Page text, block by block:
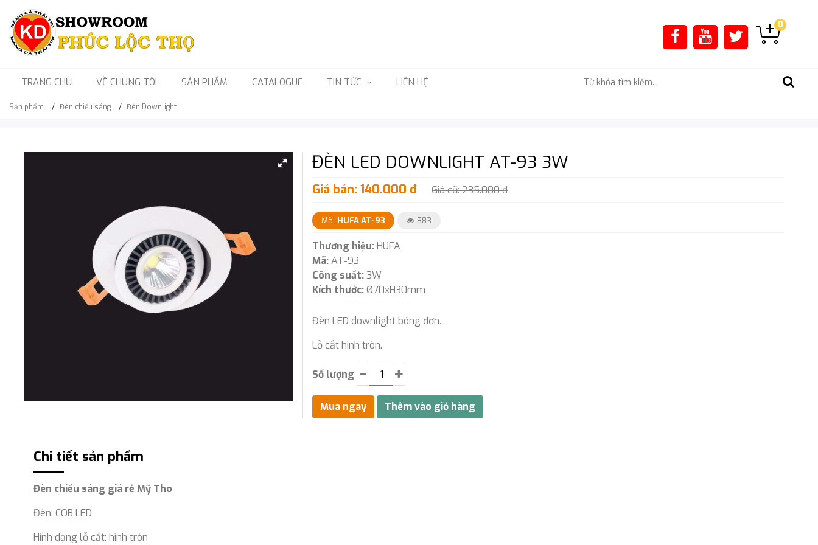
0
TRANG CHỦ VỀ CHÚNG TÔI SẢN PHẨM CATALOGUE TIN TỨC LIÊN HỆ
Sản phẩm Đèn chiếu sáng Đèn Downlight
ĐÈN LED DOWNLIGHT AT-93 3W
Giá bán: 140.000 đ Giá cũ: 235.000 đ
Mã: HUFA AT-93 883
Thương hiệu: HUFA
Mã: AT-93
Công suất: 3W
Kích thước: Ø70xH30mm
Đèn LED downlight bóng đơn.
Lỗ cắt hình tròn.
Số lượng
Chi tiết sản phẩm
Đèn chiếu sáng giá rẻ Mỹ Tho
Đèn: COB LED
Hình dạng lỗ cắt: hình tròn